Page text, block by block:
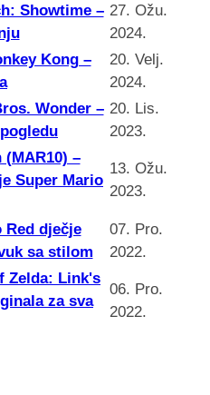
Showtime – 27. Ožu.
2024.
Kong –
20. Velj.
2024.
Wonder – 20. Lis.
2023.
–
Super Mario
13. Ožu.
2023.
Red dječje
sa stilom
07. Pro.
2022.
Zelda: Link's
za sva
06. Pro.
2022.